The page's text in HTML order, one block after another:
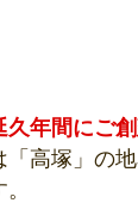
久年間にご
「高塚」の